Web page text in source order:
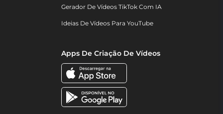
Gerador De Vídeos TikTok Com IA
Ideias De Vídeos Para YouTube
Apps De Criação De Vídeos